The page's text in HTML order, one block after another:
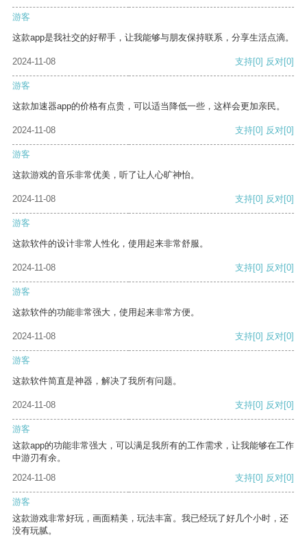
游客
这款app是我社交的好帮手，让我能够与朋友保持联系，分享生活点滴。
2024-11-08 支持[0] 反对[0]
游客
这款加速器app的价格有点贵，可以适当降低一些，这样会更加亲民。
2024-11-08 支持[0] 反对[0]
游客
这款游戏的音乐非常优美，听了让人心旷神怡。
2024-11-08 支持[0] 反对[0]
游客
这款软件的设计非常人性化，使用起来非常舒服。
2024-11-08 支持[0] 反对[0]
游客
这款软件的功能非常强大，使用起来非常方便。
2024-11-08 支持[0] 反对[0]
游客
这款软件简直是神器，解决了我所有问题。
2024-11-08 支持[0] 反对[0]
游客
这款app的功能非常强大，可以满足我所有的工作需求，让我能够在工作
中游刃有余。
2024-11-08
支持[0] 反对[0]
游客
这款游戏非常好玩，画面精美，玩法丰富。我已经玩了好几个小时，还
没有玩腻。